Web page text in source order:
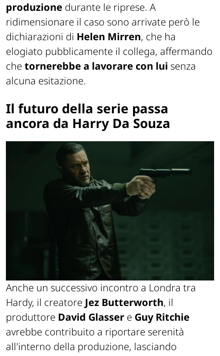
produzione durante le riprese. A
ridimensionare il caso sono arrivate però le
dichiarazioni di Helen Mirren, che ha
elogiato pubblicamente il collega, affermando
che tornerebbe a lavorare con lui senza
alcuna esitazione.
Il futuro della serie passa
ancora da Harry Da Souza
Anche un successivo incontro a Londra tra
Hardy, il creatore Jez Butterworth, il
produttore David Glasser e Guy Ritchie
avrebbe contribuito a riportare serenità
all'interno della produzione, lasciando